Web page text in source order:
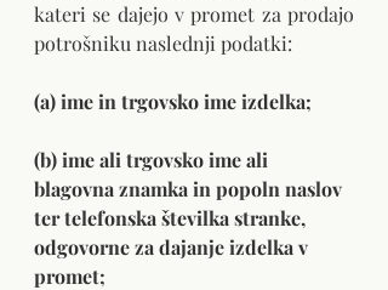
kateri se dajejo v promet za prodajo
potrošniku naslednji podatki:
(a) ime in trgovsko ime izdelka;
(b) ime ali trgovsko ime ali
blagovna znamka in popoln naslov
ter telefonska številka stranke,
odgovorne za dajanje izdelka v
promet;